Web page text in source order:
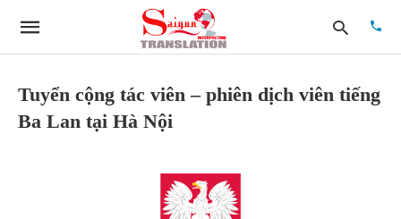
Tuyển cộng tác viên – phiên dịch viên tiếng
Ba Lan tại Hà Nội